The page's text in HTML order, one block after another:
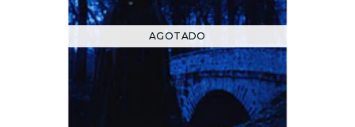
AGOTADO